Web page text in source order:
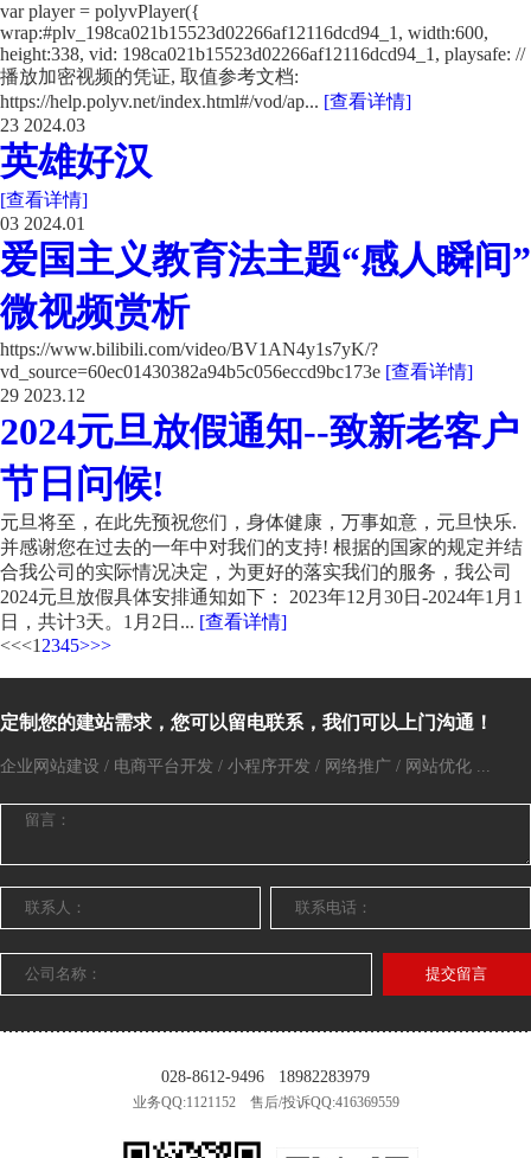
var player = polyvPlayer({
wrap:#plv_198ca021b15523d02266af12116dcd94_1, width:600,
height:338, vid: 198ca021b15523d02266af12116dcd94_1, playsafe: //
播放加密视频的凭证, 取值参考文档:
https://help.polyv.net/index.html#/vod/ap... [查看详情]
23 2024.03
英雄好汉
[查看详情]
03 2024.01
爱国主义教育法主题“感人瞬间”
微视频赏析
https://www.bilibili.com/video/BV1AN4y1s7yK/?
vd_source=60ec01430382a94b5c056eccd9bc173e [查看详情]
29 2023.12
2024元旦放假通知--致新老客户
节日问候!
元旦将至，在此先预祝您们，身体健康，万事如意，元旦快乐.
并感谢您在过去的一年中对我们的支持! 根据的国家的规定并结
合我公司的实际情况决定，为更好的落实我们的服务，我公司
2024元旦放假具体安排通知如下： 2023年12月30日-2024年1月1
日，共计3天。1月2日... [查看详情]
<<<1 2345>>>
定制您的建站需求，您可以留电联系，我们可以上门沟通！
企业网站建设 / 电商平台开发 / 小程序开发 / 网络推广 / 网站优化 ...
提交留言
028-8612-9496 18982283979
业务QQ:1121152 售后/投诉QQ:416369559